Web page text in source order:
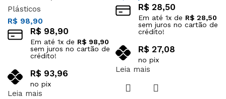
Plásticos
R$ 98,90
R$ 98,90
Em até 1x de R$ 98,90
sem juros no cartão de
crédito!
R$ 93,96
no pix
Leia mais
R$ 28,50
Em até 1x de R$ 28,50
sem juros no cartão de
crédito!
R$ 27,08
no pix
Leia mais